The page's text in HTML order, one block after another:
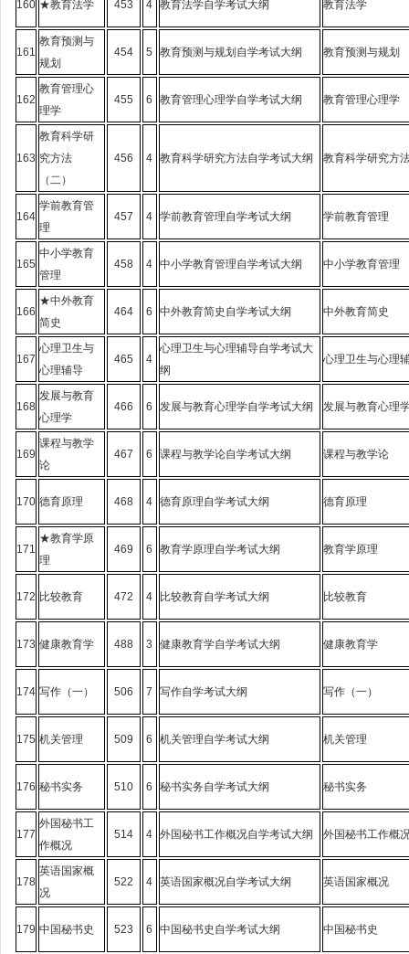
160 ★教育法学 453 4 教育法学自学考试大纲 教育法学
161
教育预测与
规划
454 5 教育预测与规划自学考试大纲 教育预测与规划
162
教育管理心
理学
455 6 教育管理心理学自学考试大纲 教育管理心理学
163
教育科学研
究方法
（二）
456 4 教育科学研究方法自学考试大纲 教育科学研究方
164
学前教育管
理
457 4 学前教育管理自学考试大纲 学前教育管理
165
中小学教育
管理
458 4 中小学教育管理自学考试大纲 中小学教育管理
166
★中外教育
简史
464 6 中外教育简史自学考试大纲 中外教育简史
167
心理卫生与
心理辅导
465 4
心理卫生与心理辅导自学考试大
纲
心理卫生与心理
168
发展与教育
心理学
466 6 发展与教育心理学自学考试大纲 发展与教育心理
169
课程与教学
论
467 6 课程与教学论自学考试大纲 课程与教学论
170 德育原理 468 4 德育原理自学考试大纲 德育原理
171
★教育学原
理
469 6 教育学原理自学考试大纲 教育学原理
172 比较教育 472 4 比较教育自学考试大纲 比较教育
173 健康教育学 488 3 健康教育学自学考试大纲 健康教育学
174 写作（一） 506 7 写作自学考试大纲 写作（一）
175 机关管理 509 6 机关管理自学考试大纲 机关管理
176 秘书实务 510 6 秘书实务自学考试大纲 秘书实务
177
外国秘书工
作概况
514 4 外国秘书工作概况自学考试大纲 外国秘书工作概
178
英语国家概
况
522 4 英语国家概况自学考试大纲 英语国家概况
179 中国秘书史 523 6 中国秘书史自学考试大纲 中国秘书史